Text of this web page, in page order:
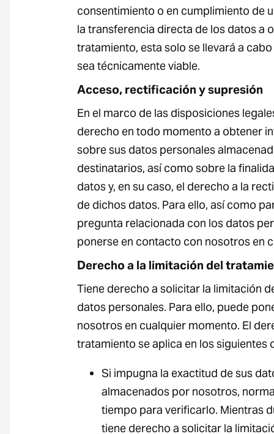
consentimiento o en cumplimiento de
la transferencia directa de los datos a
tratamiento, esta solo se llevará a
sea técnicamente viable.
Acceso, rectificación y supresión
En el marco de las disposiciones
derecho en todo momento a obtener
sobre sus datos personales
destinatarios, así como sobre la
datos y, en su caso, el derecho a la
de dichos datos. Para ello, así como
pregunta relacionada con los datos
ponerse en contacto con nosotros en
Derecho a la limitación del
Tiene derecho a solicitar la limitación
datos personales. Para ello, puede
nosotros en cualquier momento. El
tratamiento se aplica en los siguientes
Si impugna la exactitud de sus
almacenados por nosotros,
tiempo para verificarlo. Mientras
tiene derecho a solicitar la